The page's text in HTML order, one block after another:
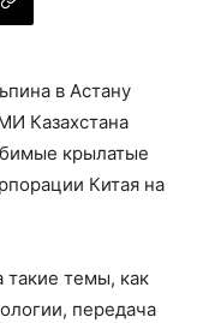
в Астану
Казахстана
крылатые
Китая на
темы, как
передача